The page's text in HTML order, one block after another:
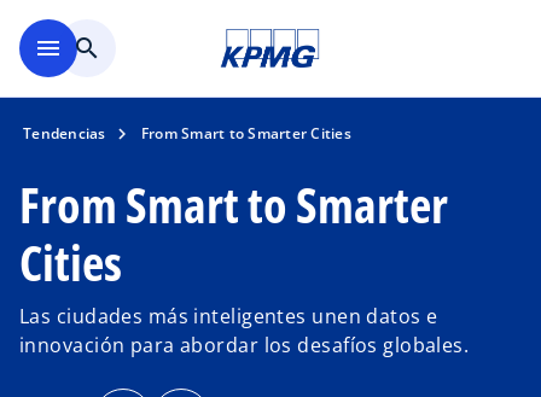
menu search
Tendencias From Smart to Smarter Cities
From Smart to Smarter
Cities
Las ciudades más inteligentes unen datos e
innovación para abordar los desafíos globales.